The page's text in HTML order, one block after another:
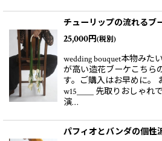
チューリップの流れるブ
25,000円(税別)
wedding bouquet本物みた
が高い造花ブーケこちら
す。ご購入はお早めに。
w15＿＿ 先取りおしゃれ
演…
パフィオとバンダの個性